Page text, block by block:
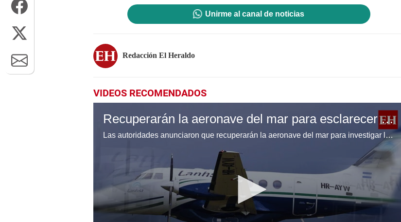
Unirme al canal de noticias
Redacción El Heraldo
VIDEOS RECOMENDADOS
Recuperarán la aeronave del mar para esclarecer la tragedia aérea en Roatán
Las autoridades anunciaron que recuperarán la aeronave del mar para investigar las causas del accidente aéreo en Roatán. Expertos analizarán la estructura y la caja negra para esclarecer lo ocurrido y determinar responsabilidades.